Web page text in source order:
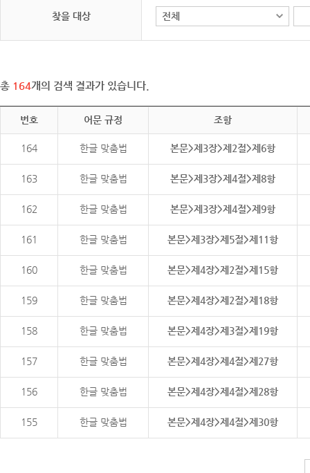
찾을 대상
총 164개의 검색 결과가 있습니다.
번호 어문 규정 조항
164 한글 맞춤법 본문>제3장>제2절>제6항
163 한글 맞춤법 본문>제3장>제4절>제8항
162 한글 맞춤법 본문>제3장>제4절>제9항
161 한글 맞춤법 본문>제3장>제5절>제11항
160 한글 맞춤법 본문>제4장>제2절>제15항
159 한글 맞춤법 본문>제4장>제2절>제18항
158 한글 맞춤법 본문>제4장>제3절>제19항
157 한글 맞춤법 본문>제4장>제4절>제27항
156 한글 맞춤법 본문>제4장>제4절>제28항
155 한글 맞춤법 본문>제4장>제4절>제30항